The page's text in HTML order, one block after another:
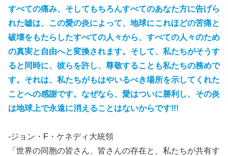
すべての痛み、そしてもちろんすべてのあなた方に告げら
れた嘘は、この愛の炎によって、地球にこれほどの苦痛と
破壊をもたらしたすべての人々から、すべての人々のため
の真実と自由へと変換されます。そして、私たちがそうす
ると同時に、彼らを許し、尊敬することも私たちの務めで
す。それは、私たちがもはやいるべき場所を示してくれた
ことへの感謝です。なぜなら、愛はついに勝利し、その炎
は地球上で永遠に消えることはないからです!!!
-ジョン・F・ケネディ大統領
「世界の同胞の皆さん、皆さんの存在と、私たちが共有す